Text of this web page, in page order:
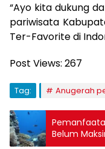
“Ayo kita dukung
pariwisata
Ter-Favorite di
Post Views: 267
Tag: Anugerah
Belum